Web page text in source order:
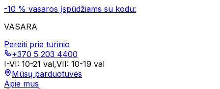
-10 % vasaros įspūdžiams su kodu:
VASARA
Pereiti prie turinio
+370 5 203 4400
I-VI: 10-21 val,VII: 10-19 val
Mūsų parduotuvės
Apie mus